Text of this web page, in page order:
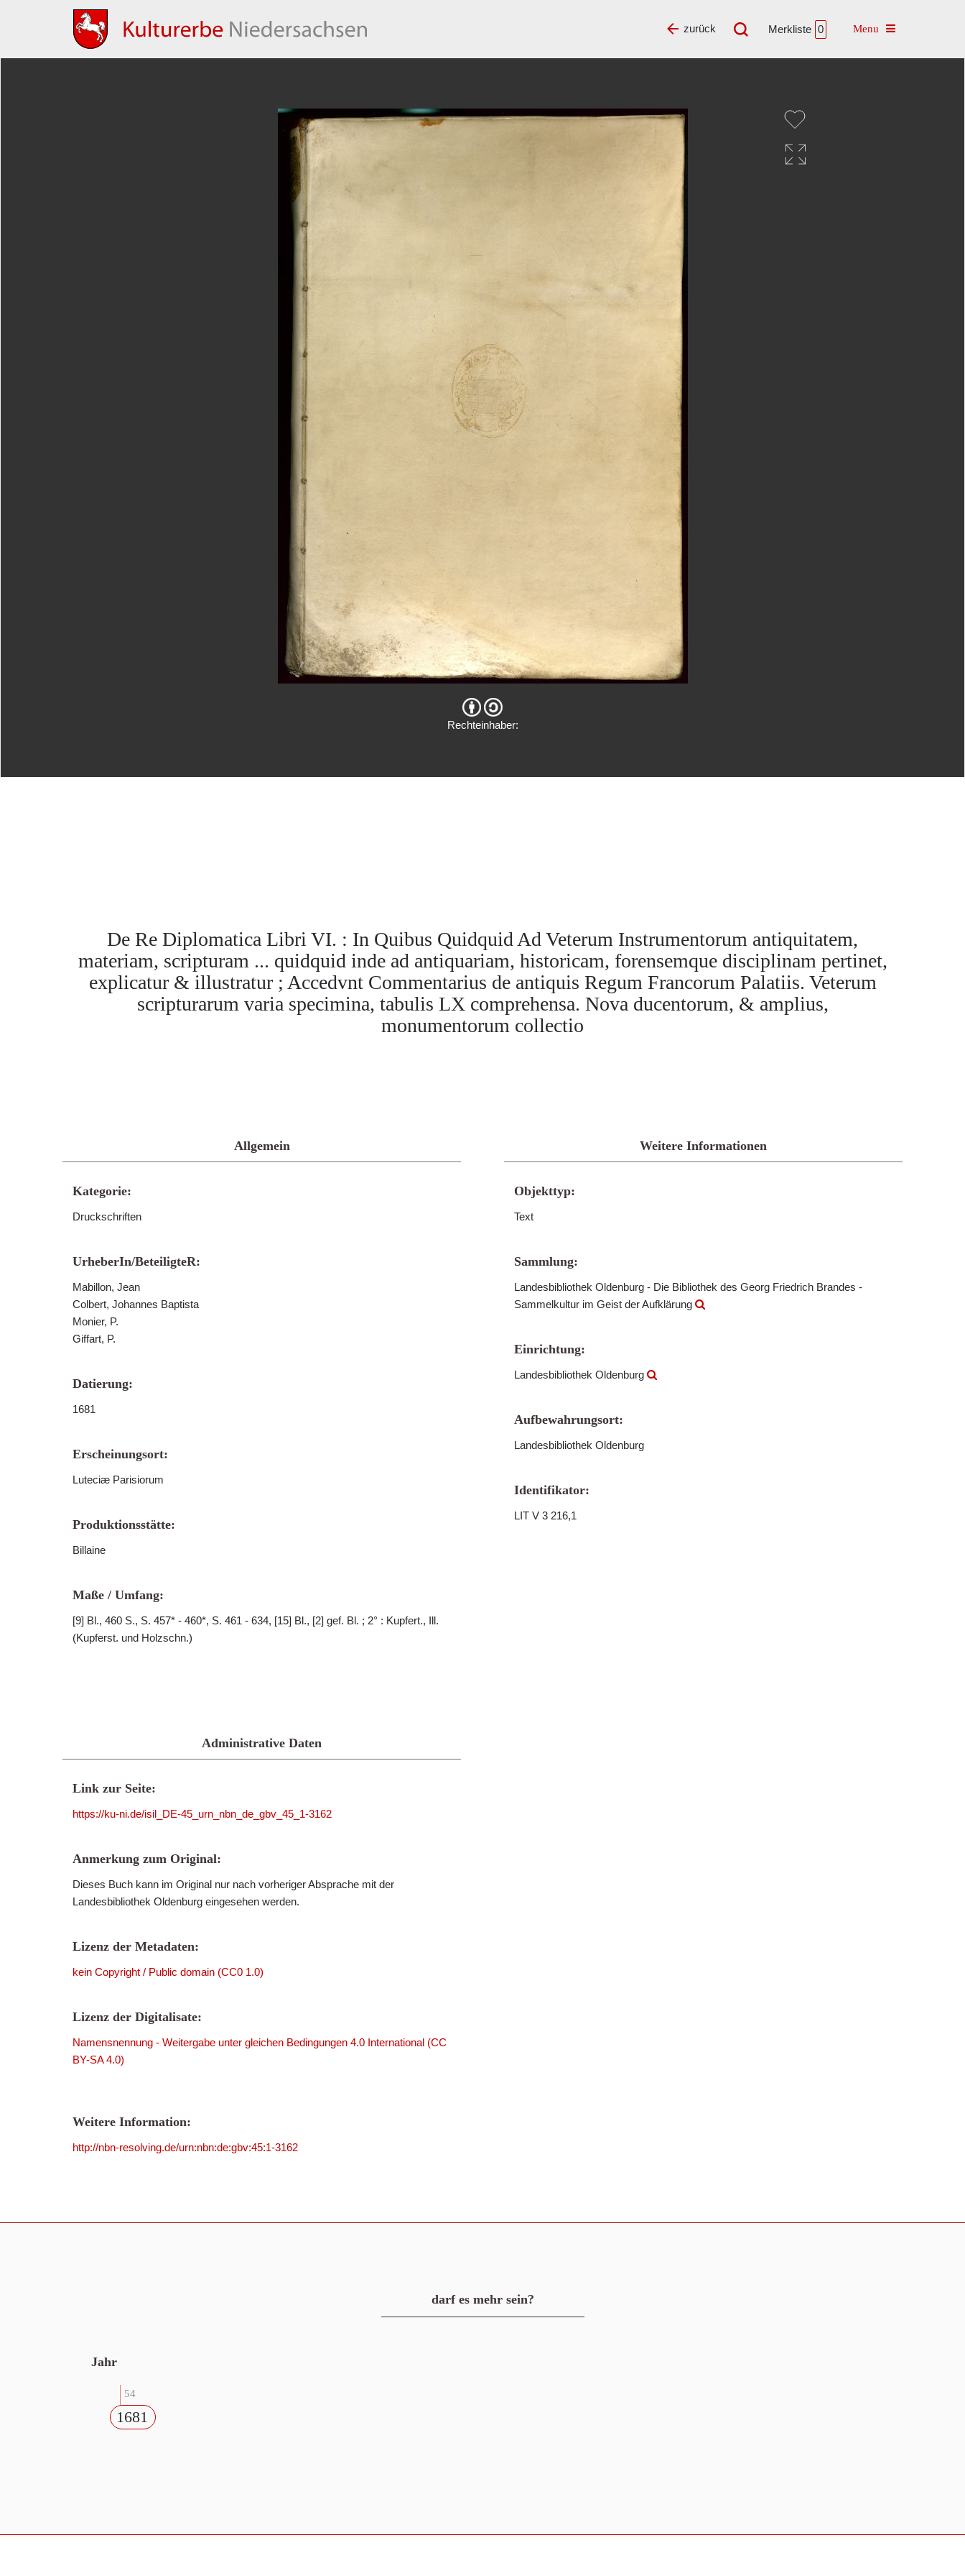
Merkliste 0 Toggle navigation
zurück
Rechteinhaber:
De Re Diplomatica Libri VI. : In Quibus Quidquid Ad Veterum Instrumentorum antiquitatem,
materiam, scripturam ... quidquid inde ad antiquariam, historicam, forensemque disciplinam pertinet,
explicatur & illustratur ; Accedvnt Commentarius de antiquis Regum Francorum Palatiis. Veterum
scripturarum varia specimina, tabulis LX comprehensa. Nova ducentorum, & amplius,
monumentorum collectio
Allgemein
Kategorie:
Druckschriften
UrheberIn/BeteiligteR:
Mabillon, Jean
Colbert, Johannes Baptista
Monier, P.
Giffart, P.
Datierung:
1681
Erscheinungsort:
Luteciæ Parisiorum
Produktionsstätte:
Billaine
Maße / Umfang:
[9] Bl., 460 S., S. 457* - 460*, S. 461 - 634, [15] Bl., [2] gef. Bl. ; 2° : Kupfert., Ill.
(Kupferst. und Holzschn.)
Weitere Informationen
Objekttyp:
Text
Sammlung:
Landesbibliothek Oldenburg - Die Bibliothek des Georg Friedrich Brandes -
Sammelkultur im Geist der Aufklärung
Einrichtung:
Landesbibliothek Oldenburg
Aufbewahrungsort:
Landesbibliothek Oldenburg
Identifikator:
LIT V 3 216,1
Administrative Daten
Link zur Seite:
https://ku-ni.de/isil_DE-45_urn_nbn_de_gbv_45_1-3162
Anmerkung zum Original:
Dieses Buch kann im Original nur nach vorheriger Absprache mit der
Landesbibliothek Oldenburg eingesehen werden.
Lizenz der Metadaten:
kein Copyright / Public domain (CC0 1.0)
Lizenz der Digitalisate:
Namensnennung - Weitergabe unter gleichen Bedingungen 4.0 International (CC
BY-SA 4.0)
Weitere Information:
http://nbn-resolving.de/urn:nbn:de:gbv:45:1-3162
darf es mehr sein?
Jahr
54
1681